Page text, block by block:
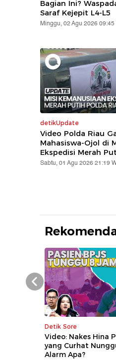
Bagian Ini?
Saraf Kejepit L4-L5
Minggu, 02 Agu 2026 09:45
detikUpdate
Video Polda Riau
Mahasiswa-Ojol di
Ekspedisi Merah
Sabtu, 01 Agu 2026 21:19
Detik Sore
Video: Nakes Hina
yang Curhat
Alarm Apa?
Prev